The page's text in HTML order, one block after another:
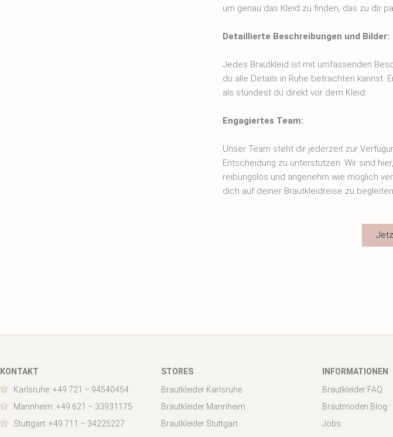
um genau das Kleid zu finden, das zu dir
Detaillierte Beschreibungen und Bilder:
Jedes Brautkleid ist mit umfassenden
du alle Details in Ruhe betrachten kannst.
als stündest du direkt vor dem Kleid.
Engagiertes Team:
Unser Team steht dir jederzeit zur
Entscheidung zu unterstützen. Wir sind
reibungslos und angenehm wie möglich
dich auf deiner Brautkleidreise zu
KONTAKT
Karlsruhe: +49 721 – 94540454
Mannheim: +49 621 – 33931175
Stuttgart: +49 711 – 34225227
STORES
Brautkleider Karlsruhe
Brautkleider Mannheim
Brautkleider Stuttgart
INFORMATIONEN
Brautkleider FAQ
Brautmoden Blog
Jobs